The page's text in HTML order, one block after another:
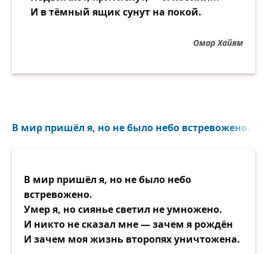
И в тёмный ящик сунут на покой.
Омар Хайям
В мир пришёл я, но не было небо встревожено...
В мир пришёл я, но не было небо
встревожено.
Умер я, но сиянье светил не умножено.
И никто не сказал мне — зачем я рождён
И зачем моя жизнь второпях уничтожена.